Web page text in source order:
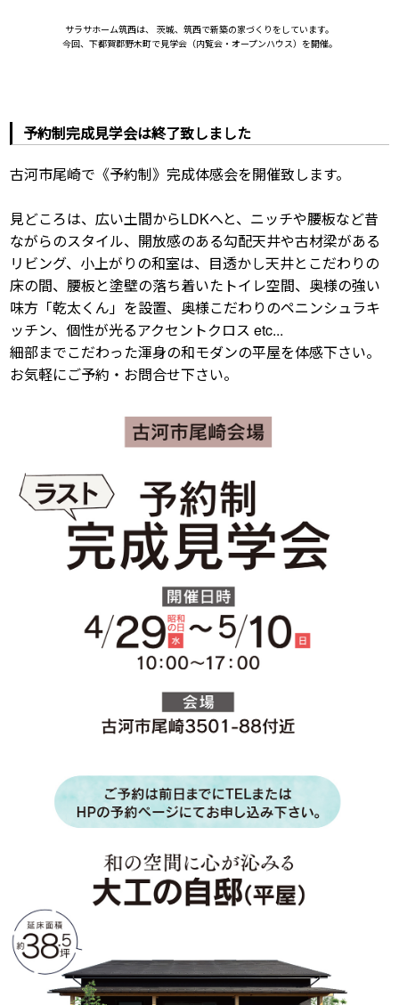
サラサホーム筑西は、 茨城、筑西で新築の家づくりをしています。
今回、下都賀郡野木町で見学会（内覧会・オープンハウス）を開催。
予約制完成見学会は終了致しました
古河市尾崎で《予約制》完成体感会を開催致します。
見どころは、広い土間からLDKへと、ニッチや腰板など昔
ながらのスタイル、開放感のある勾配天井や古材梁がある
リビング、小上がりの和室は、目透かし天井とこだわりの
床の間、腰板と塗壁の落ち着いたトイレ空間、奥様の強い
味方「乾太くん」を設置、奥様こだわりのペニンシュラキ
ッチン、個性が光るアクセントクロス etc...
細部までこだわった渾身の和モダンの平屋を体感下さい。
お気軽にご予約・お問合せ下さい。